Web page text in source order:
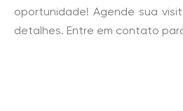
oportunidade! Agende sua
detalhes. Entre em contato